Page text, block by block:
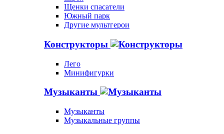
Щенки спасатели
Южный парк
Другие мультгерои
Конструкторы
Лего
Минифигурки
Музыканты
Музыканты
Музыкальные группы